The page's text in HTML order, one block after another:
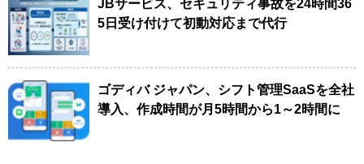
JBサービス、セキュリティ事故を24時間36
5日受け付けて初動対応まで代行
ゴディバ ジャパン、シフト管理SaaSを全社
導入、作成時間が月5時間から1～2時間に